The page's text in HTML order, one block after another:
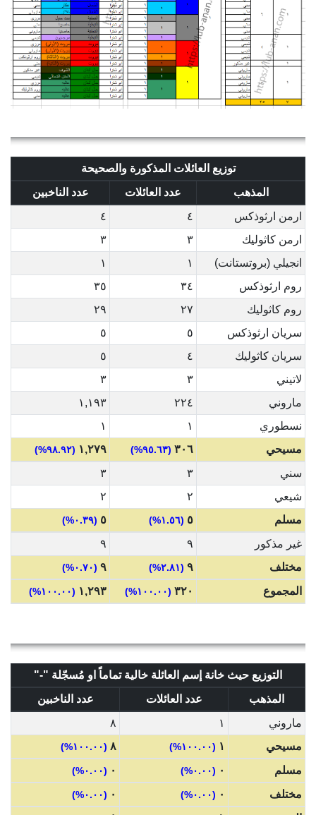
توزيع العائلات المذكورة والصحيحة
المذهب
عدد العائلات
عدد الناخبين
ارمن ارثوذكس
٤
٤
ارمن كاثوليك
٣
٣
انجيلي (بروتستانت)
١
١
روم ارثوذكس
٣٤
٣٥
روم كاثوليك
٢٧
٢٩
سريان ارثوذكس
٥
٥
سريان كاثوليك
٤
٥
لاتيني
٣
٣
ماروني
٢٢٤
١,١٩٣
نسطوري
١
١
مسيحي
٣٠٦ (٩٥.٦٣%) ١,٢٧٩ (٩٨.٩٢%)
سني ٣
٣
شيعي
٢
٢
مسلم
٥ (١.٥٦%) ٥ (٠.٣٩%)
غير مذكور ٩
٩
مختلف
٩ (٢.٨١%) ٩ (٠.٧٠%)
المجموع ٣٢٠ (١٠٠.٠٠%) ١,٢٩٣ (١٠٠.٠٠%)
التوزيع حيث خانة إسم العائلة خالية تماماً او مُسجّلة "-"
المذهب
عدد العائلات
عدد الناخبين
ماروني
١
٨
مسيحي
١ (١٠٠.٠٠%) ٨ (١٠٠.٠٠%)
مسلم ٠ (٠.٠٠%) ٠ (٠.٠٠%)
مختلف ٠ (٠.٠٠%) ٠ (٠.٠٠%)